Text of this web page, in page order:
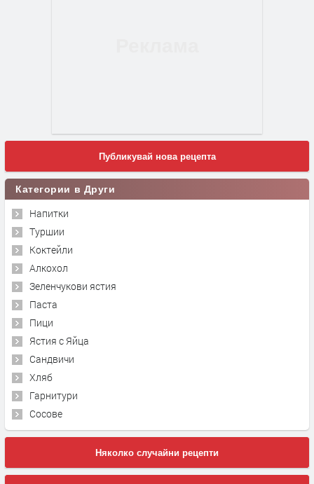
Публикувай нова рецепта
Категории в Други
Напитки
Туршии
Коктейли
Алкохол
Зеленчукови ястия
Паста
Пици
Ястия с Яйца
Сандвичи
Хляб
Гарнитури
Сосове
Няколко случайни рецепти